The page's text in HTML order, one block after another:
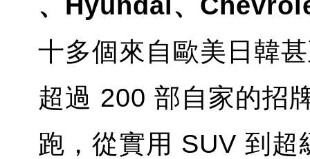
十多個來自歐美日韓
超過 200 部自家的招
跑，從實用 SUV 到